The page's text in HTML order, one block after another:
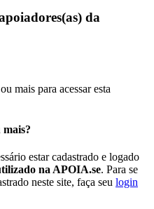
da
mais para acessar esta
estar cadastrado e logado
na APOIA.se. Para se
neste site, faça seu login